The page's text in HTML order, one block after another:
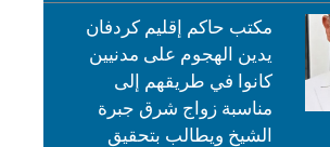
مكتب حاكم إقليم كردفان
يدين الهجوم على مدنيين
كانوا في طريقهم إلى
مناسبة زواج شرق جبرة
الشيخ ويطالب بتحقيق